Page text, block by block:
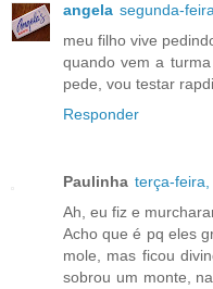
angela segunda-
meu filho vive
quando vem a
pede, vou testar
Responder
Paulinha terça-
Ah, eu fiz e
Acho que é pq eles
mole, mas ficou
sobrou um monte,